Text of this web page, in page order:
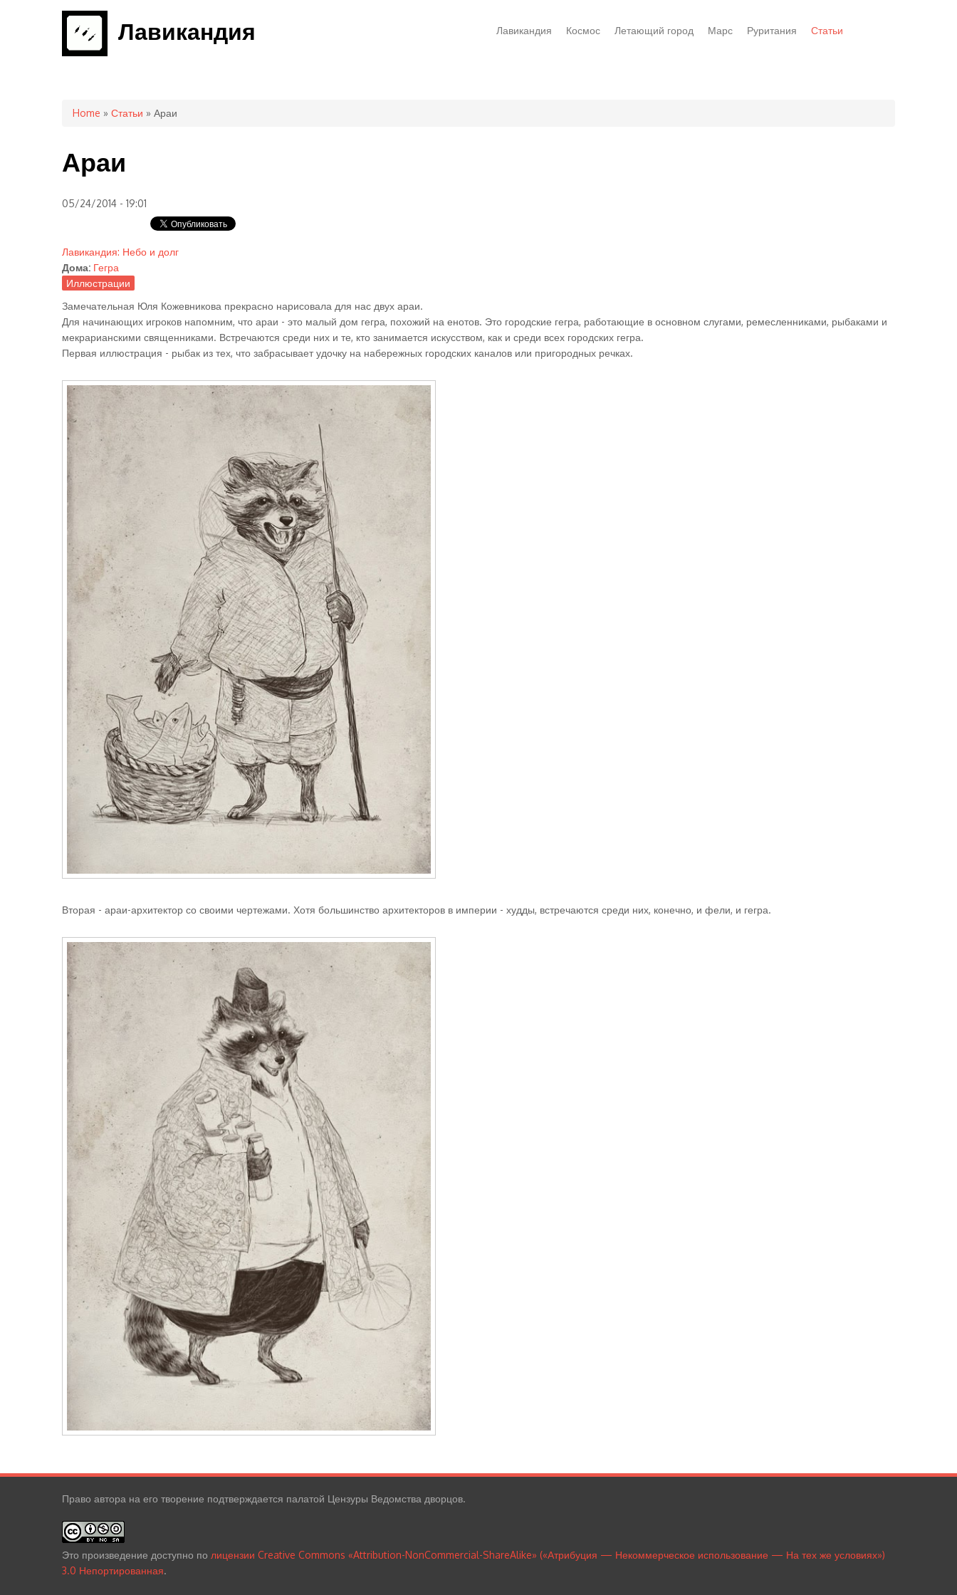
Лавикандия Лавикандия Космос Летающий город Марс Руритания Статьи
You are here
Home » Статьи » Араи
Араи
05/24/2014 - 19:01
Лавикандия: Небо и долг
Дома: Гегра
Иллюстрации
Замечательная Юля Кожевникова прекрасно нарисовала для нас двух араи.
Для начинающих игроков напомним, что араи - это малый дом гегра, похожий на енотов. Это городские гегра, работающие в основном слугами, ремесленниками, рыбаками и
мекрарианскими священниками. Встречаются среди них и те, кто занимается искусством, как и среди всех городских гегра.
Первая иллюстрация - рыбак из тех, что забрасывает удочку на набережных городских каналов или пригородных речках.
Вторая - араи-архитектор со своими чертежами. Хотя большинство архитекторов в империи - худды, встречаются среди них, конечно, и фели, и гегра.
Право автора на его творение подтверждается палатой Цензуры Ведомства дворцов.
Это произведение доступно по лицензии Creative Commons «Attribution-NonCommercial-ShareAlike» («Атрибуция — Некоммерческое использование — На тех же условиях»)
3.0 Непортированная.